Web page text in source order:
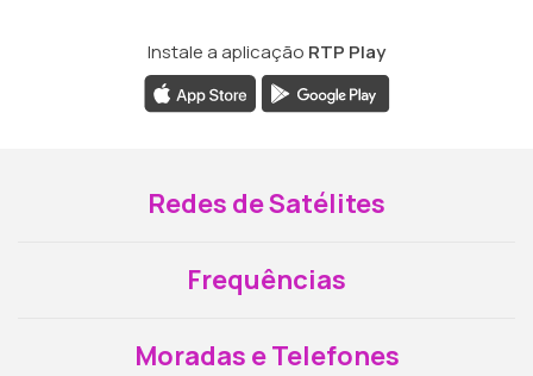
Instale a aplicação RTP Play
Redes de Satélites
Frequências
Moradas e Telefones